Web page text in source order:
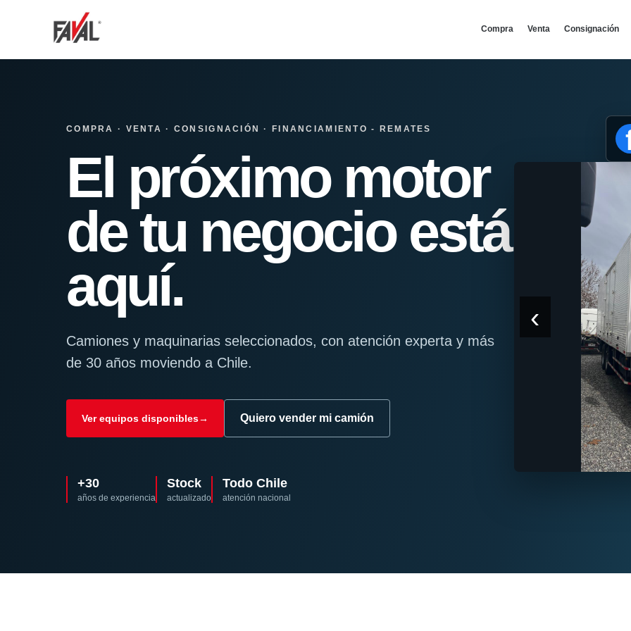
Compra Venta Consignación
COMPRA · VENTA · CONSIGNACIÓN · FINANCIAMIENTO - REMATES
El próximo motor
de tu negocio está
aquí.
Camiones y maquinarias seleccionados, con atención experta y más
de 30 años moviendo a Chile.
Ver equipos disponibles→ Quiero vender mi camión
+30
años de experiencia
Stock
actualizado
Todo Chile
atención nacional
‹